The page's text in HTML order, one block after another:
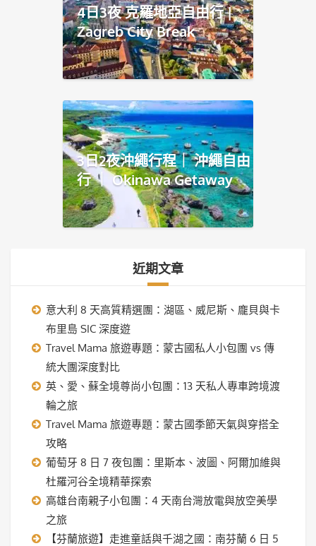
4日3夜 克羅地亞自由行 |
Zagreb City Break
3日2夜沖繩行程｜ 沖繩自由
行 ｜ Okinawa Getaway
近期文章
意大利 8 天高質精選團：湖區、威尼斯、龐貝與卡
布里島 SIC 深度遊
Travel Mama 旅遊專題：蒙古國私人小包團 vs 傳
統大團深度對比
英、愛、蘇全境尊尚小包團：13 天私人專車跨境渡
輪之旅
Travel Mama 旅遊專題：蒙古國季節天氣與穿搭全
攻略
葡萄牙 8 日 7 夜包團：里斯本、波圖、阿爾加維與
杜羅河谷全境精華探索
高雄台南親子小包團：4 天南台灣放電與放空美學
之旅
【芬蘭旅遊】走進童話與千湖之國：南芬蘭 6 日 5